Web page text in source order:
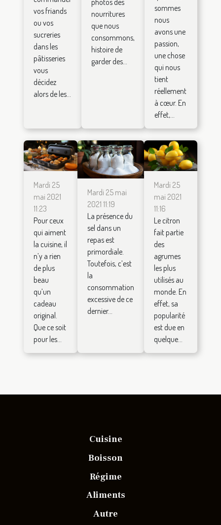
vos friands
ou vos
sucreries
dans les
pâtisseries
vous
décidez
alors de les...
nourritures
que nous
consommons,
histoire de
garder des...
sommes
nous
avons une
passion,
une chose
qui nous
tient
réellement
à cœur. En
effet,...
Mardi 25
mai 2021
11:23
Pour ceux
qui aiment
la cuisine, il
n’y a rien
de plus
beau
qu’un
cadeau
original.
Que ce soit
pour les...
Mardi 25 mai
2021 11:19
La présence du
sel dans un
repas est
primordiale.
Toutefois, c’est
la
consommation
excessive de ce
dernier...
Mardi 25
mai 2021
11:16
Le citron
fait partie
des
agrumes
les plus
utilisés au
monde. En
effet, sa
popularité
est due en
quelque...
Cuisine
Boisson
Régime
Aliments
Autre